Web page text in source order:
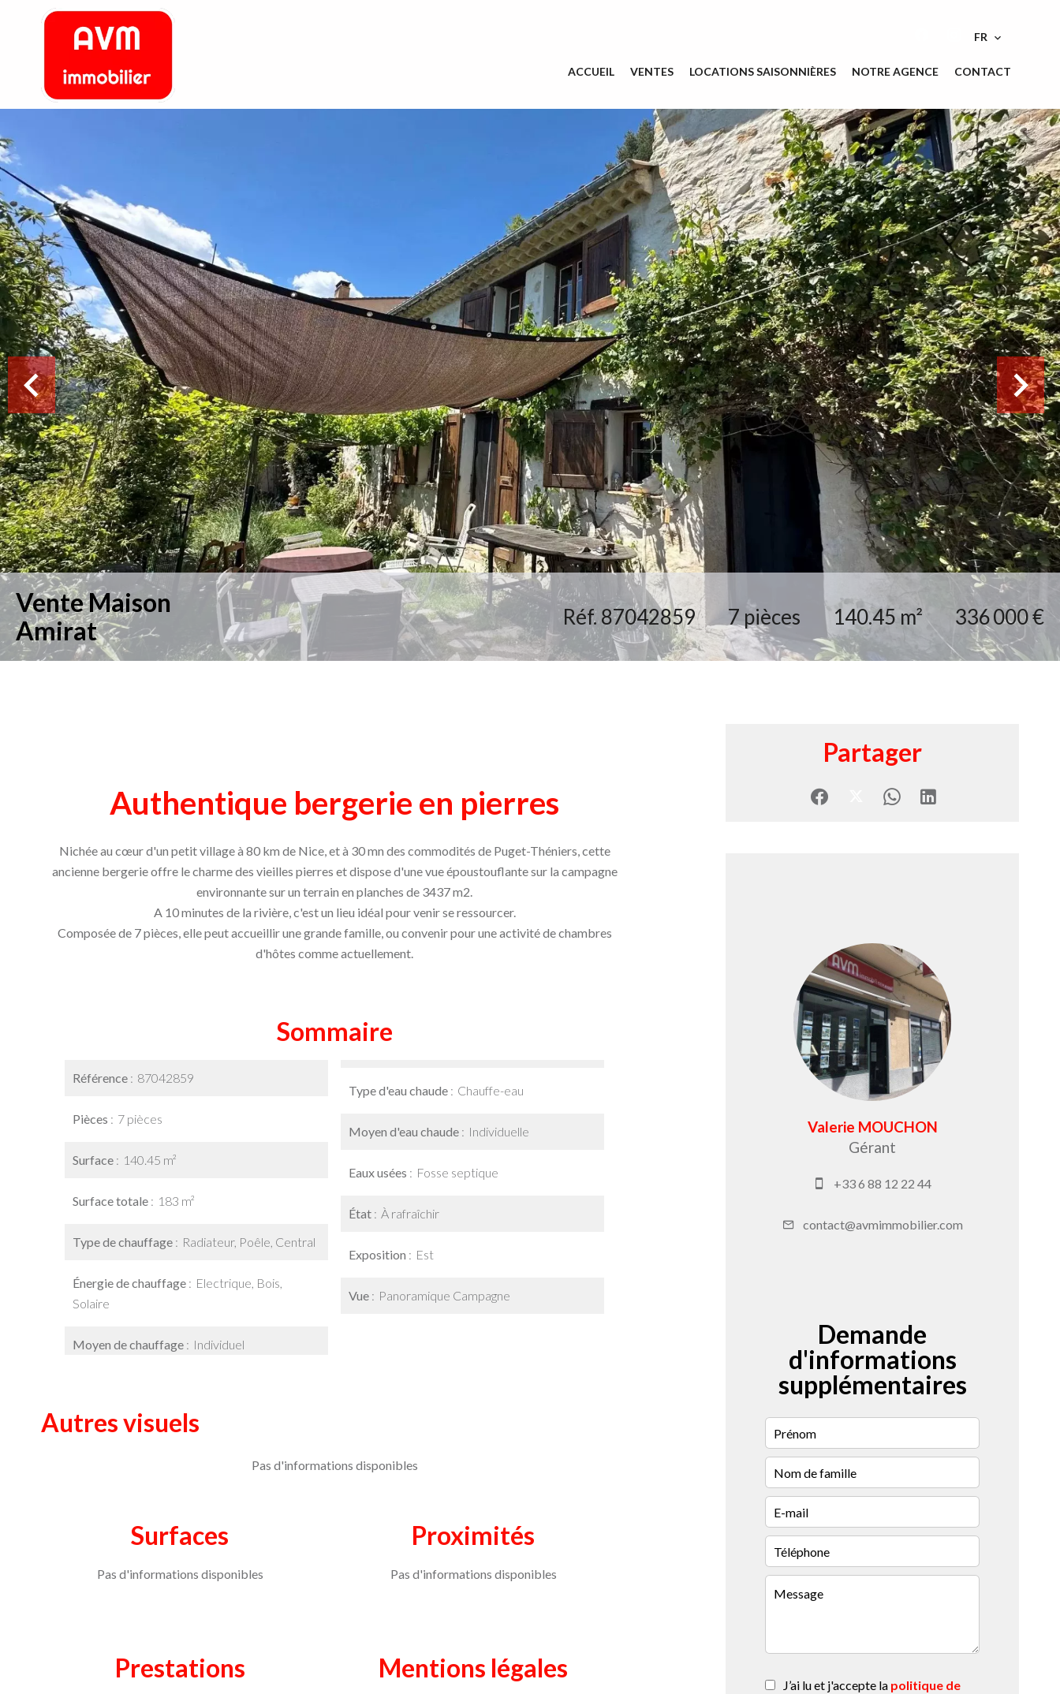
FR
ACCUEIL VENTES LOCATIONS SAISONNIÈRES NOTRE AGENCE CONTACT
Vente Maison
Amirat
Réf. 87042859 7 pièces 140.45 m² 336 000 €
Authentique bergerie en pierres
Nichée au cœur d'un petit village à 80 km de Nice, et à 30 mn des commodités de Puget-Théniers, cette
ancienne bergerie offre le charme des vieilles pierres et dispose d'une vue époustouflante sur la campagne
environnante sur un terrain en planches de 3437 m2.
A 10 minutes de la rivière, c'est un lieu idéal pour venir se ressourcer.
Composée de 7 pièces, elle peut accueillir une grande famille, ou convenir pour une activité de chambres
d'hôtes comme actuellement.
Sommaire
Référence 87042859
Pièces 7 pièces
Surface 140.45 m²
Surface totale 183 m²
Type de chauffage Radiateur, Poêle, Central
Énergie de chauffage
Electrique, Bois,
Solaire
Moyen de chauffage Individuel
Type d'eau chaude Chauffe-eau
Moyen d'eau chaude Individuelle
Eaux usées Fosse septique
État À rafraîchir
Exposition Est
Vue Panoramique Campagne
Autres visuels
Pas d'informations disponibles
Surfaces
Pas d'informations disponibles
Proximités
Pas d'informations disponibles
Prestations Mentions légales
Partager
Valerie MOUCHON
Gérant
+33 6 88 12 22 44
contact@avmimmobilier.com
Demande
d'informations
supplémentaires
J’ai lu et j'accepte la politique de